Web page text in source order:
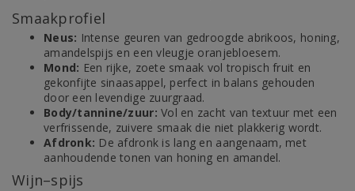
Smaakprofiel
Neus: Intense geuren van gedroogde abrikoos, honing,
amandelspijs en een vleugje oranjebloesem.
Mond: Een rijke, zoete smaak vol tropisch fruit en
gekonfijte sinaasappel, perfect in balans gehouden
door een levendige zuurgraad.
Body/tannine/zuur: Vol en zacht van textuur met een
verfrissende, zuivere smaak die niet plakkerig wordt.
Afdronk: De afdronk is lang en aangenaam, met
aanhoudende tonen van honing en amandel.
Wijn–spijs